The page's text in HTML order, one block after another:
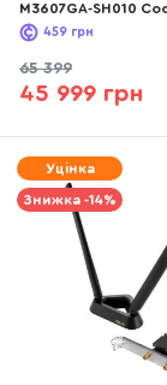
M3607GA-SH010
16" OLED 60 Гц /
7 / 445 / DDR5 16 ГБ
SSD 512 ГБ / Radeon
459 грн
65 399
45 999 грн
Уцінка
Знижка -14%